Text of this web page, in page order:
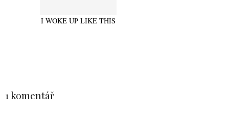
I WOKE UP LIKE THIS
1 komentář